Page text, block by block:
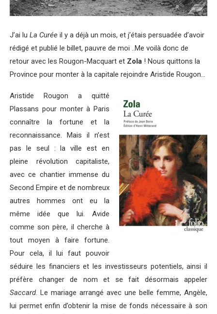
J’ai lu La Curée il y a déjà un mois, et j’étais persuadée d’avoir
rédigé et publié le billet, pauvre de moi ..Me voilà donc de
retour avec les Rougon-Macquart et Zola ! Nous quittons la
Province pour monter à la capitale rejoindre Aristide Rougon…
Aristide Rougon a quitté
Plassans pour monter à Paris
connaître la fortune et la
reconnaissance. Mais il n’est
pas le seul : la ville est en
pleine révolution capitaliste,
avec ce chantier immense du
Second Empire et de nombreux
autres hommes ont eu la
même idée que lui. Avide
comme son père, il cherche à
tout moyen à faire fortune.
Pour cela, il lui faut pouvoir
séduire les financiers et les investisseurs potentiels, ainsi il
préfère changer de nom et se fait désormais appeler
Saccard. Le mariage arrangé avec une belle femme, Angèle,
lui permet enfin d’obtenir la mise de fonds nécessaire à son